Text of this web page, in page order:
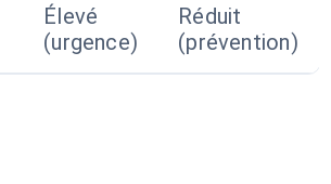
Élevé
(urgence)
Réduit
(prévention)